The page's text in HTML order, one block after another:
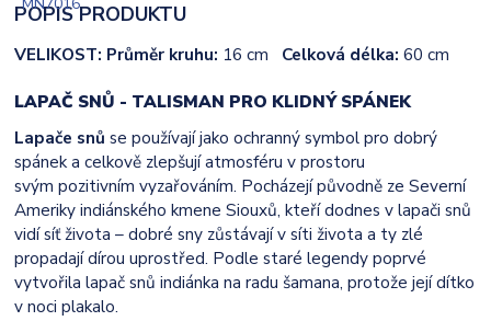
POPIS PRODUKTU
VELIKOST: Průměr kruhu: 16 cm Celková délka: 60 cm
LAPAČ SNŮ - TALISMAN PRO KLIDNÝ SPÁNEK
Lapače snů se používají jako ochranný symbol pro dobrý
spánek a celkově zlepšují atmosféru v prostoru
svým pozitivním vyzařováním. Pocházejí původně ze Severní
Ameriky indiánského kmene Siouxů, kteří dodnes v lapači snů
vidí síť života – dobré sny zůstávají v síti života a ty zlé
propadají dírou uprostřed. Podle staré legendy poprvé
vytvořila lapač snů indiánka na radu šamana, protože její dítko
v noci plakalo.